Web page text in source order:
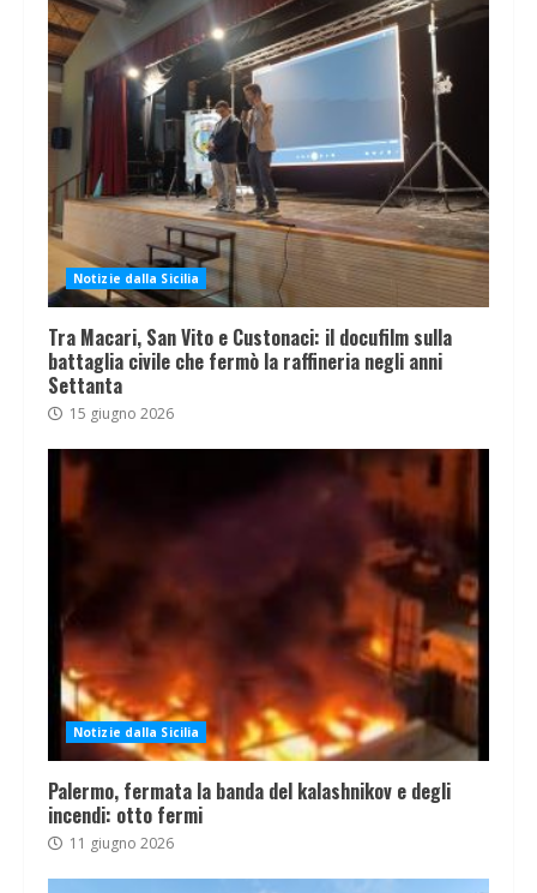
Notizie dalla Sicilia
Tra Macari, San Vito e Custonaci: il docufilm sulla
battaglia civile che fermò la raffineria negli anni
Settanta
15 giugno 2026
Notizie dalla Sicilia
Palermo, fermata la banda del kalashnikov e degli
incendi: otto fermi
11 giugno 2026